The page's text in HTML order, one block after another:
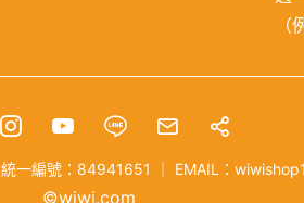
統一編號：84941651 EMAIL：
©wiwi.com